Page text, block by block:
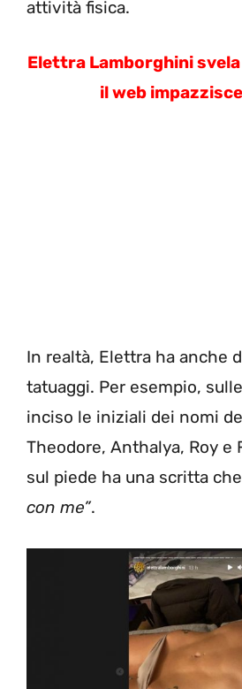
attività fisica.
Elettra Lamborghini
il web
In realtà, Elettra ha anche
tatuaggi. Per esempio,
inciso le iniziali dei nomi
Theodore, Anthalya, Roy e
sul piede ha una scritta
con me”.